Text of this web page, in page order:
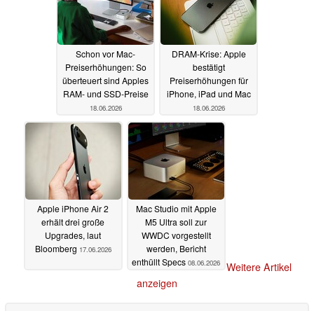
Schon vor Mac-
Preiserhöhungen: So
überteuert sind Apples
RAM- und SSD-Preise
18.06.2026
DRAM-Krise: Apple
bestätigt
Preiserhöhungen für
iPhone, iPad und Mac
18.06.2026
Apple iPhone Air 2
erhält drei große
Upgrades, laut
Bloomberg 17.06.2026
Mac Studio mit Apple
M5 Ultra soll zur
WWDC vorgestellt
werden, Bericht
enthüllt Specs 08.06.2026
Weitere Artikel
anzeigen